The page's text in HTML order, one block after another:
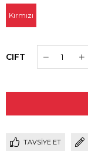
Kırmızı
CIFT
TAVSIYE ET